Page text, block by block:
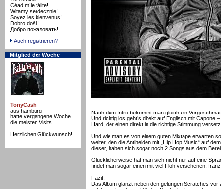
Céad míle fáilte!
Witamy serdecznie!
Soyez les bienvenus!
Dobro došli!
Добро пожаловать!
Auch registrieren?
Mitglied der Woche
TonyCash
aus hamburg
hatte vergangene Woche
die meisten Visits.
Herzlichen Glückwunsch!
Nach dem Intro bekommt man gleich ein
Und richtig los geht’s direkt auf Englisch mit Capone
Hard, der einen direkt in die richtige Stimmung
Und wie man es von einem guten Mixtape erwarten
weiter, den die Antihelden mit „Hip Hop Music“ auf
dieser, haben sich sogar noch 2 Songs aus dem
Glücklicherweise hat man sich nicht nur auf eine
findet man sogar einen mit viel Floh versehenen,
Fazit:
Das Album glänzt neben den gelungen Scratches